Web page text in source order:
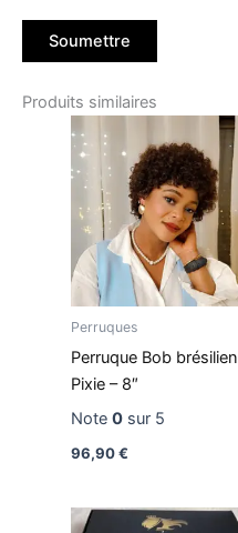
Produits similaires
Perruques
Perruque Bob brésilien
Pixie – 8″
Note 0sur 5
96,90€